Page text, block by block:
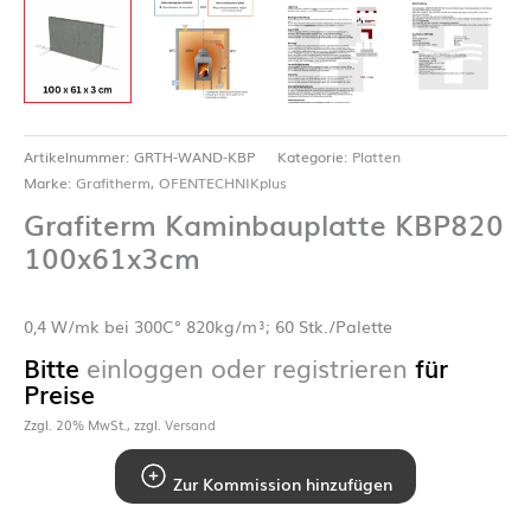
Artikelnummer: GRTH-WAND-KBP Kategorie: Platten
Marke: Grafitherm, OFENTECHNIKplus
Grafiterm Kaminbauplatte KBP820
100x61x3cm
0,4 W/mk bei 300C° 820kg/m³; 60 Stk./Palette
Bitte einloggen oder registrieren für
Preise
Zzgl. 20% MwSt., zzgl. Versand
Zur Kommission hinzufügen